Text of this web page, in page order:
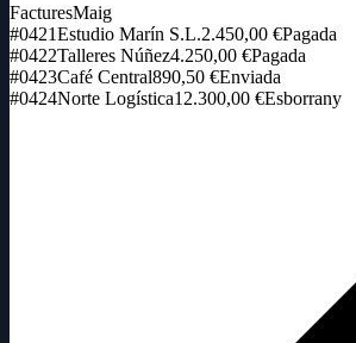
FacturesMaig
#0421Estudio Marín S.L.2.450,00 €Pagada
#0422Talleres Núñez4.250,00 €Pagada
#0423Café Central890,50 €Enviada
#0424Norte Logística12.300,00 €Esborrany